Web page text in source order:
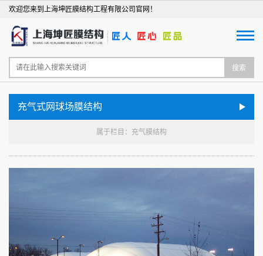
欢迎您来到上海坤匠膜结构工程有限公司官网！
搜索
充气式网球场膜结构
属于栏目：充气膜结构